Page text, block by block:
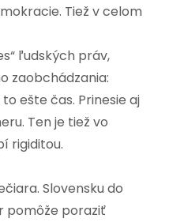
Tiež v celom
ľudských práv,
zaobchádzania:
ešte čas. Prinesie aj
Ten je tiež vo
rigiditou.
Slovensku do
pomôže poraziť